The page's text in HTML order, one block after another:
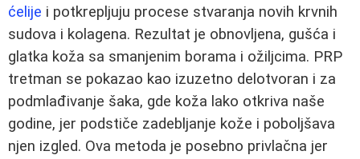
ćelije i potkrepljuju procese stvaranja novih krvnih
sudova i kolagena. Rezultat je obnovljena, gušća i
glatka koža sa smanjenim borama i ožiljcima. PRP
tretman se pokazao kao izuzetno delotvoran i za
podmlađivanje šaka, gde koža lako otkriva naše
godine, jer podstiče zadebljanje kože i poboljšava
njen izgled. Ova metoda je posebno privlačna jer